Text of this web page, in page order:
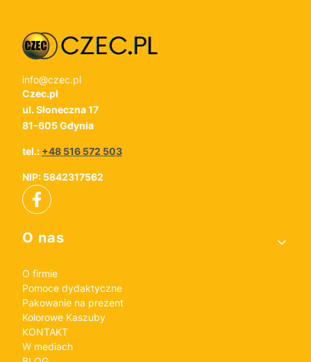
info@czec.pl
Czec.pl
ul. Słoneczna 17
81-605 Gdynia
tel.: +48 516 572 503
NIP: 5842317562
Linki w stopce
O nas
O firmie
Pomoce dydaktyczne
Pakowanie na prezent
Kolorowe Kaszuby
KONTAKT
W mediach